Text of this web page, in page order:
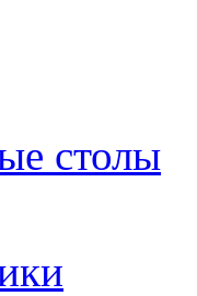
столы